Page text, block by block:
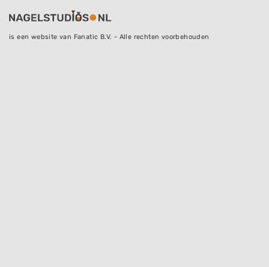
is een website van Fanatic B.V. - Alle rechten voorbehouden